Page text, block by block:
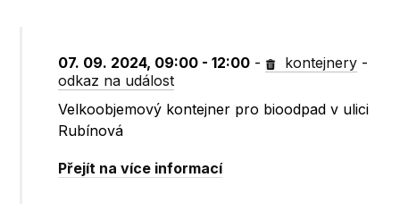
07. 09. 2024, 09:00 - 12:00 - kontejnery -
odkaz na událost
Velkoobjemový kontejner pro bioodpad v ulici
Rubínová
Přejít na více informací